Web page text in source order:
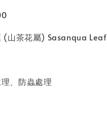
(山茶花屬) Sasanqua Leaf
、防蟲處理